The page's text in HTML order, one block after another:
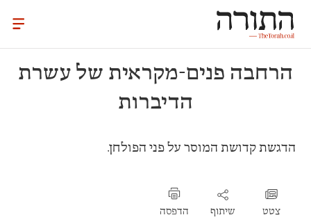
הרחבה פנים-מקראית של עשרת
הדיברות
הדגשת קדושת המוסר על פני הפולחן.
הדפסה שיתוף צטט